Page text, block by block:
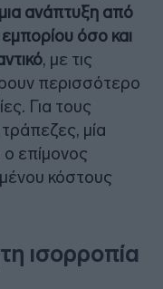
ανάπτυξη από
όσο και
, με τις
περισσότερο
Για τους
μία
ο επίμονος
κόστους
ισορροπία